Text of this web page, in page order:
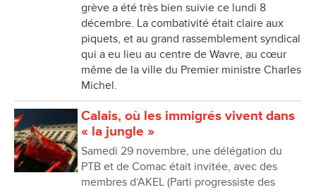
grève a été très bien suivie ce lundi 8
décembre. La combativité était claire aux
piquets, et au grand rassemblement syndical
qui a eu lieu au centre de Wavre, au cœur
même de la ville du Premier ministre Charles
Michel.
Calais, où les immigrés vivent dans
« la jungle »
Samedi 29 novembre, une délégation du
PTB et de Comac était invitée, avec des
membres d’AKEL (Parti progressiste des